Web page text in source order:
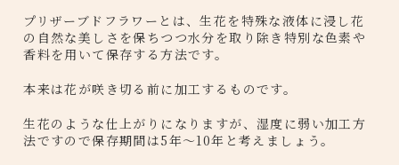
プリザーブドフラワーとは、生花を特殊な液体に浸し花
の自然な美しさを保ちつつ水分を取り除き特別な色素や
香料を用いて保存する方法です。
本来は花が咲き切る前に加工するものです。
生花のような仕上がりになりますが、湿度に弱い加工方
法ですので保存期間は5年〜10年と考えましょう。